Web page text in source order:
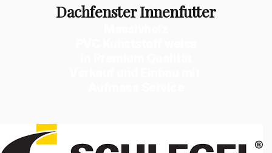
Dachfenster Innenfutter